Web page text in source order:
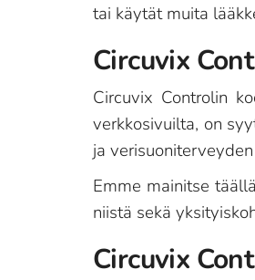
tai käytät muita
Circuvix
Circuvix Controlin
verkkosivuilta, on
ja
Emme mainitse
niistä sekä
Circuvix